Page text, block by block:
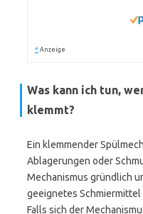
* Anzeige
Was kann ich tun,
klemmt?
Ein klemmender
Ablagerungen oder
Mechanismus gründlich
geeignetes
Falls sich der